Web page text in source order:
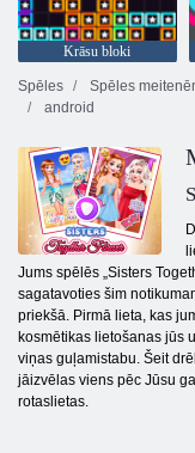
Krāsu bloki
Spēles
Spēles
android
Jums spēlēs „Sisters
sagatavoties šim
priekšā. Pirmā lieta, kas
kosmētikas lietošanas jūs
viņas guļamistabu. Šeit
jāizvēlas viens pēc Jūsu
rotaslietas.